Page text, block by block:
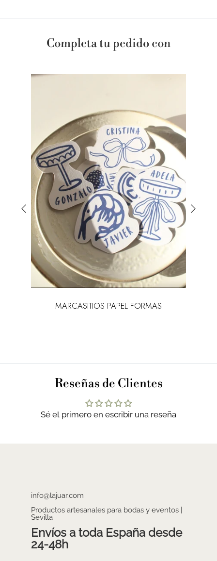
Completa tu pedido con
MARCASITIOS PAPEL FORMAS
Reseñas de Clientes
Sé el primero en escribir una reseña
info@lajuar.com
Productos artesanales para bodas y eventos |
Sevilla
Envíos a toda España desde
24-48h